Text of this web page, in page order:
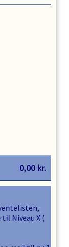
0,00 kr.
til Niveau X (